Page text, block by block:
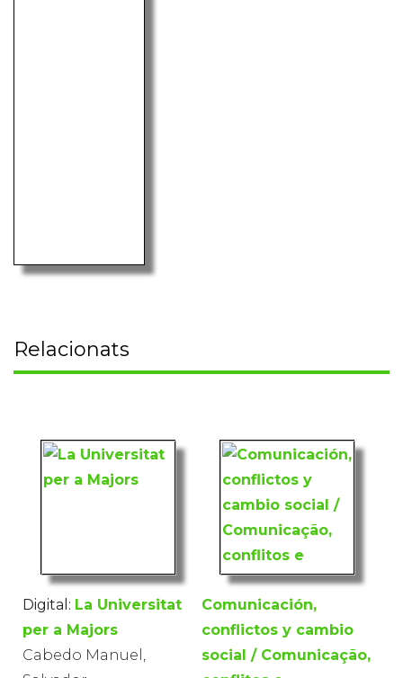
Relacionats
Digital: La Universitat
per a Majors
Cabedo Manuel,
Comunicación,
conflictos y cambio
social / Comunicação,